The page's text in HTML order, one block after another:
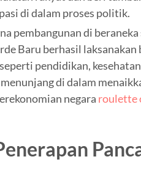
di dalam proses politik.
pembangunan di
Baru berhasil
pendidikan,
di dalam
negara roulette